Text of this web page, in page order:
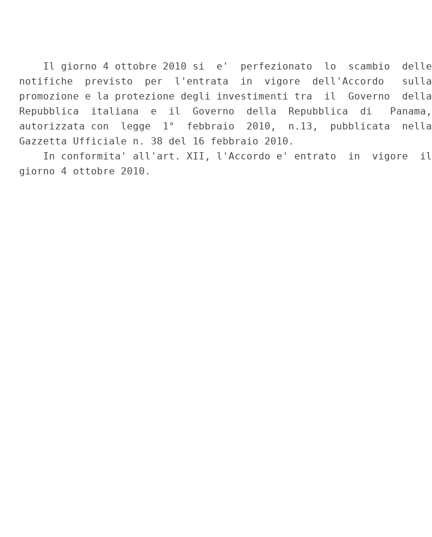
    Il giorno 4 ottobre 2010 si  e'  perfezionato  lo  scambio  delle
notifiche  previsto  per  l'entrata  in  vigore  dell'Accordo   sulla
promozione e la protezione degli investimenti tra  il  Governo  della
Repubblica  italiana  e  il  Governo  della  Repubblica  di   Panama,
autorizzata con  legge  1°  febbraio  2010,  n.13,  pubblicata  nella
Gazzetta Ufficiale n. 38 del 16 febbraio 2010.
    In conformita' all'art. XII, l'Accordo e' entrato  in  vigore  il